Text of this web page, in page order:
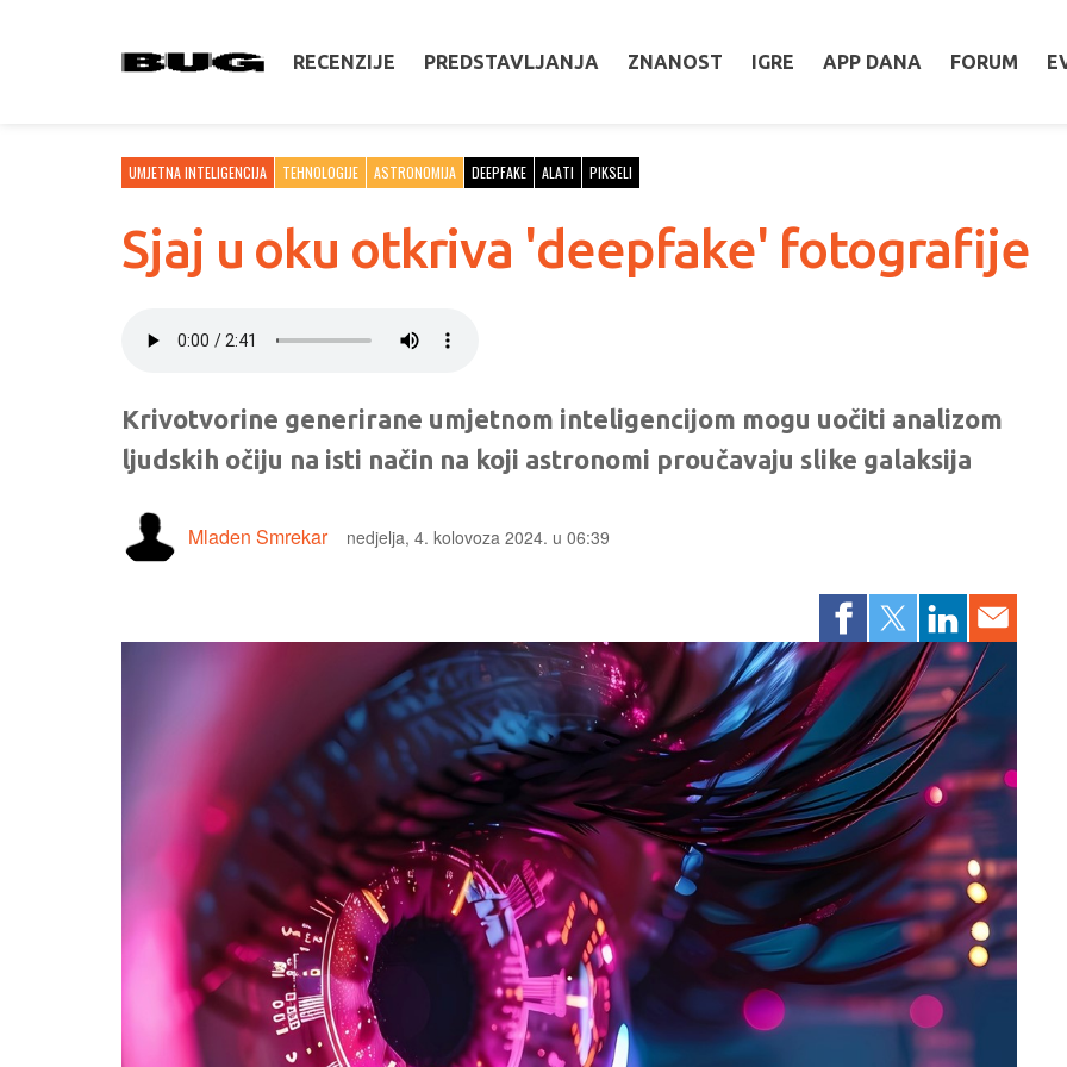
RECENZIJE PREDSTAVLJANJA ZNANOST IGRE APP DANA FORUM
UMJETNA INTELIGENCIJA TEHNOLOGIJE ASTRONOMIJA DEEPFAKE ALATI PIKSELI
Sjaj u oku otkriva 'deepfake' fotografije
Krivotvorine generirane umjetnom inteligencijom mogu uočiti analizom
ljudskih očiju na isti način na koji astronomi proučavaju slike galaksija
Mladen Smrekar nedjelja, 4. kolovoza 2024. u 06:39